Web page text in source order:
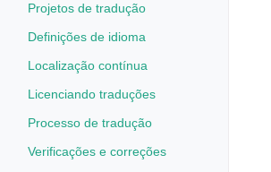
Projetos de tradução
Definições de idioma
Localização contínua
Licenciando traduções
Processo de tradução
Verificações e correções